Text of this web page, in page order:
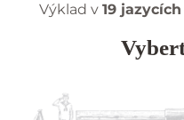
Výklad v 19 jazycích